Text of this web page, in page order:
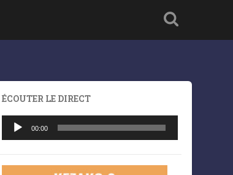
ÉCOUTER LE DIRECT
Lecteur
audio
00:00